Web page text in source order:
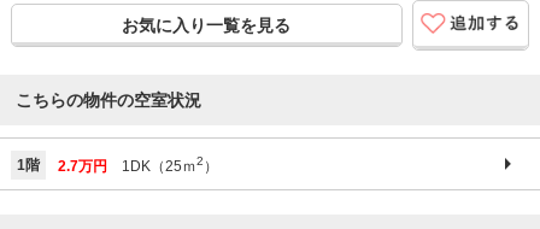
お気に入り一覧を見る
こちらの物件の空室状況
1階 2.7万円 1DK（25ｍ2 ）